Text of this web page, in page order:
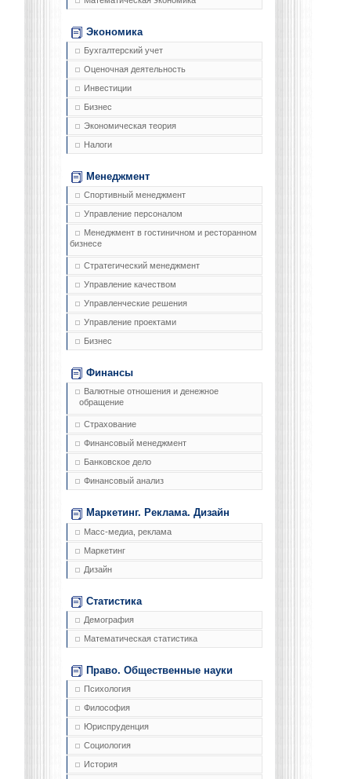
Экономика
Бухгалтерский учет
Оценочная деятельность
Инвестиции
Бизнес
Экономическая теория
Налоги
Менеджмент
Спортивный менеджмент
Управление персоналом
Менеджмент в гостиничном и ресторанном
бизнесе
Стратегический менеджмент
Управление качеством
Управленческие решения
Управление проектами
Бизнес
Финансы
Валютные отношения и денежное
обращение
Страхование
Финансовый менеджмент
Банковское дело
Финансовый анализ
Маркетинг. Реклама. Дизайн
Масс-медиа, реклама
Маркетинг
Дизайн
Статистика
Демография
Математическая статистика
Право. Общественные науки
Психология
Философия
Юриспруденция
Социология
История